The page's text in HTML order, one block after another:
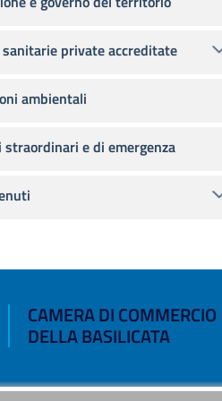
private accreditate
ambientali
e di emergenza
CAMERA DI COMMERCIO
DELLA BASILICATA